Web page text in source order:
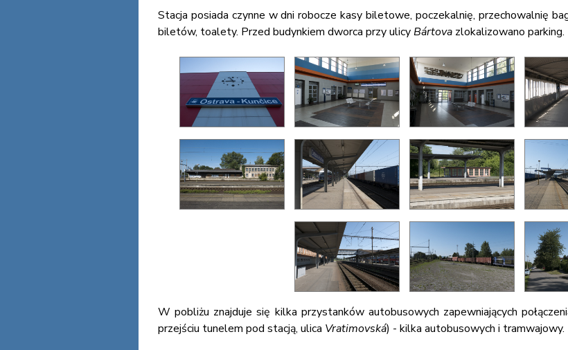
Stacja posiada czynne w dni robocze kasy biletowe, poczekalnię, przechowalnię
biletów, toalety. Przed budynkiem dworca przy ulicyBártova zlokalizowano parking.
W pobliżu znajduje się kilka przystanków autobusowych zapewniających
przejściu tunelem pod stacją, ulica Vratimovská) - kilka autobusowych i tramwajowy.